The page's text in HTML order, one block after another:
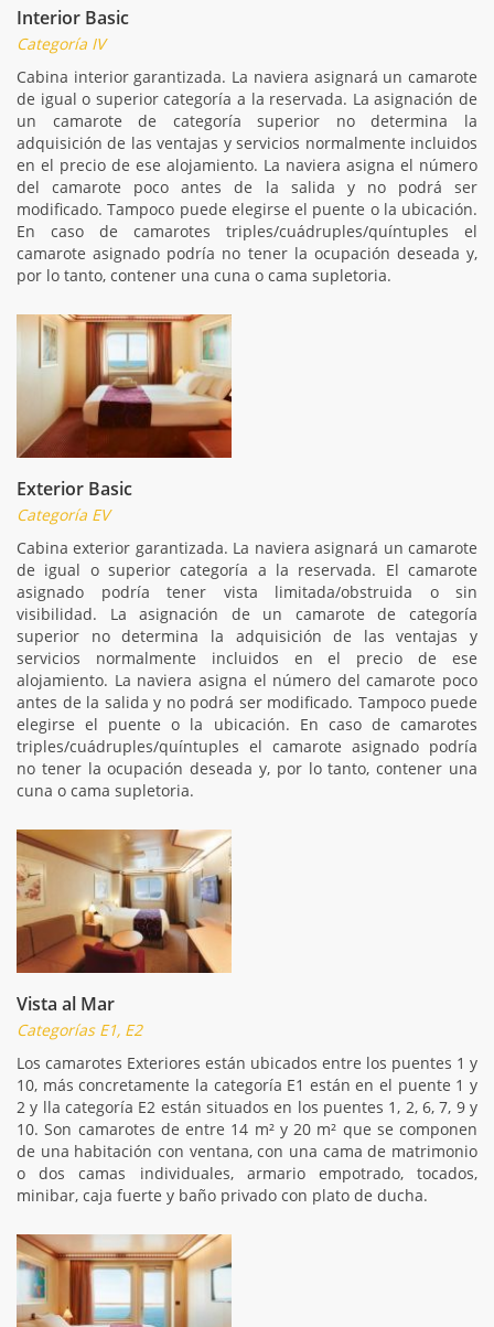
Interior Basic
Categoría IV
Cabina interior garantizada. La naviera asignará un camarote
de igual o superior categoría a la reservada. La asignación de
un camarote de categoría superior no determina la
adquisición de las ventajas y servicios normalmente incluidos
en el precio de ese alojamiento. La naviera asigna el número
del camarote poco antes de la salida y no podrá ser
modificado. Tampoco puede elegirse el puente o la ubicación.
En caso de camarotes triples/cuádruples/quíntuples el
camarote asignado podría no tener la ocupación deseada y,
por lo tanto, contener una cuna o cama supletoria.
Exterior Basic
Categoría EV
Cabina exterior garantizada. La naviera asignará un camarote
de igual o superior categoría a la reservada. El camarote
asignado podría tener vista limitada/obstruida o sin
visibilidad. La asignación de un camarote de categoría
superior no determina la adquisición de las ventajas y
servicios normalmente incluidos en el precio de ese
alojamiento. La naviera asigna el número del camarote poco
antes de la salida y no podrá ser modificado. Tampoco puede
elegirse el puente o la ubicación. En caso de camarotes
triples/cuádruples/quíntuples el camarote asignado podría
no tener la ocupación deseada y, por lo tanto, contener una
cuna o cama supletoria.
Vista al Mar
Categorías E1, E2
Los camarotes Exteriores están ubicados entre los puentes 1 y
10, más concretamente la categoría E1 están en el puente 1 y
2 y lla categoría E2 están situados en los puentes 1, 2, 6, 7, 9 y
10. Son camarotes de entre 14 m² y 20 m² que se componen
de una habitación con ventana, con una cama de matrimonio
o dos camas individuales, armario empotrado, tocados,
minibar, caja fuerte y baño privado con plato de ducha.